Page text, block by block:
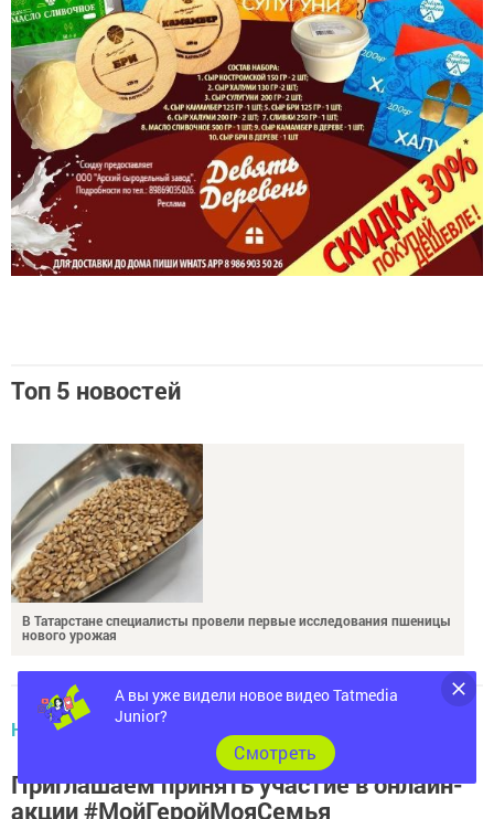
Топ 5 новостей
В Татарстане специалисты провели первые исследования пшеницы
нового урожая
НОВОСТИ РАЙОНА
Приглашаем принять участие в онлайн-
акции #МойГеройМояСемья
А вы уже видели новое видео Tatmedia
Junior?
Cмотреть